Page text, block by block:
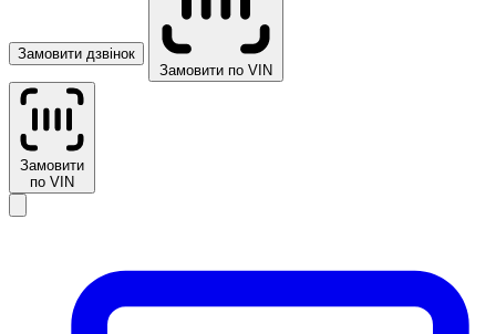
Замовити дзвінок
Замовити по VIN
Замовити
по VIN